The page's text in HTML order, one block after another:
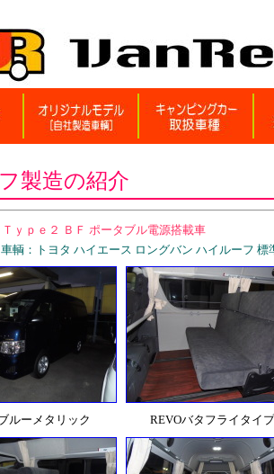
製造の紹介
ｙｐｅ２ ＢＦ ポータブル電源搭載車
：トヨタ ハイエース ロングバン ハイルーフ
ルーメタリック REVOバタフライタイ